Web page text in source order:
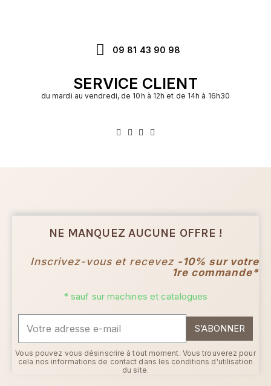
09 81 43 90 98
SERVICE CLIENT
du mardi au vendredi, de 10h à 12h et de 14h à 16h30
NE MANQUEZ AUCUNE OFFRE !
Inscrivez-vous et recevez -10% sur votre
1re commande*
* sauf sur machines et catalogues
S’ABONNER
Vous pouvez vous désinscrire à tout moment. Vous trouverez pour
cela nos informations de contact dans les conditions d'utilisation
du site.